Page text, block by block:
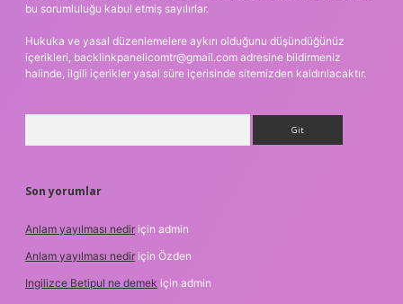
bu sorumluluğu kabul etmiş sayılırlar.
Hukuka ve yasal düzenlemelere aykırı olduğunu düşündüğünüz
içerikleri, backlinkpanelicomtr@gmail.com adresine bildirmeniz
halinde, ilgili içerikler yasal süre içerisinde sitemizden kaldırılacaktır.
Son yorumlar
Anlam yayılması nedir için admin
Anlam yayılması nedir için Özden
Ingilizce Betipul ne demek için admin